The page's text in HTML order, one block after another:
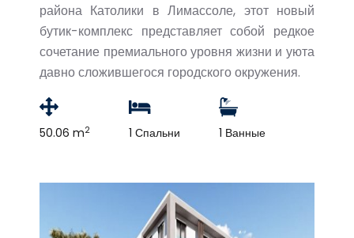
района Католики в Лимассоле, этот новый
бутик-комплекс представляет собой редкое
сочетание премиального уровня жизни и уюта
давно сложившегося городского окружения.
50.06 m2 1 Спальни 1 Ванные